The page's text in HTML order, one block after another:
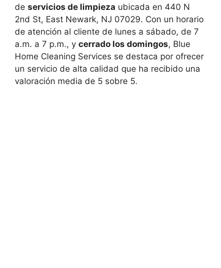
de servicios de limpieza ubicada en 440 N
2nd St, East Newark, NJ 07029. Con un horario
de atención al cliente de lunes a sábado, de 7
a.m. a 7 p.m., y cerrado los domingos, Blue
Home Cleaning Services se destaca por ofrecer
un servicio de alta calidad que ha recibido una
valoración media de 5 sobre 5.